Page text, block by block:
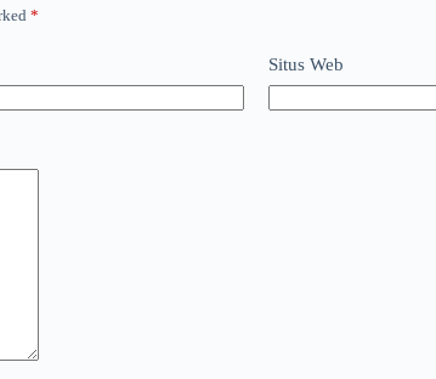
*
Situs Web